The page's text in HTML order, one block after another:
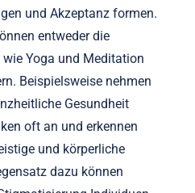
Selbstbewusstsein
Praktizierende diese
Leistung zu
Bedeutung
im Bio-Hacking